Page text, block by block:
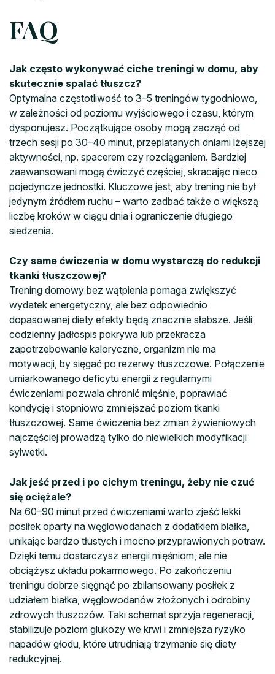
FAQ
Jak często wykonywać ciche treningi w domu, aby
skutecznie spalać tłuszcz?
Optymalna częstotliwość to 3–5 treningów tygodniowo,
w zależności od poziomu wyjściowego i czasu, którym
dysponujesz. Początkujące osoby mogą zacząć od
trzech sesji po 30–40 minut, przeplatanych dniami lżejszej
aktywności, np. spacerem czy rozciąganiem. Bardziej
zaawansowani mogą ćwiczyć częściej, skracając nieco
pojedyncze jednostki. Kluczowe jest, aby trening nie był
jedynym źródłem ruchu – warto zadbać także o większą
liczbę kroków w ciągu dnia i ograniczenie długiego
siedzenia.
Czy same ćwiczenia w domu wystarczą do redukcji
tkanki tłuszczowej?
Trening domowy bez wątpienia pomaga zwiększyć
wydatek energetyczny, ale bez odpowiednio
dopasowanej diety efekty będą znacznie słabsze. Jeśli
codzienny jadłospis pokrywa lub przekracza
zapotrzebowanie kaloryczne, organizm nie ma
motywacji, by sięgać po rezerwy tłuszczowe. Połączenie
umiarkowanego deficytu energii z regularnymi
ćwiczeniami pozwala chronić mięśnie, poprawiać
kondycję i stopniowo zmniejszać poziom tkanki
tłuszczowej. Same ćwiczenia bez zmian żywieniowych
najczęściej prowadzą tylko do niewielkich modyfikacji
sylwetki.
Jak jeść przed i po cichym treningu, żeby nie czuć
się ociężale?
Na 60–90 minut przed ćwiczeniami warto zjeść lekki
posiłek oparty na węglowodanach z dodatkiem białka,
unikając bardzo tłustych i mocno przyprawionych potraw.
Dzięki temu dostarczysz energii mięśniom, ale nie
obciążysz układu pokarmowego. Po zakończeniu
treningu dobrze sięgnąć po zbilansowany posiłek z
udziałem białka, węglowodanów złożonych i odrobiny
zdrowych tłuszczów. Taki schemat sprzyja regeneracji,
stabilizuje poziom glukozy we krwi i zmniejsza ryzyko
napadów głodu, które utrudniają trzymanie się diety
redukcyjnej.